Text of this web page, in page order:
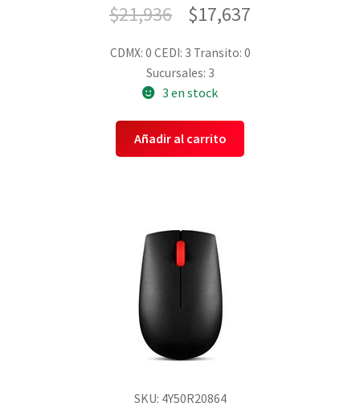
$21,936 $17,637
CDMX: 0 CEDI: 3 Transito: 0
Sucursales: 3
3 en stock
Añadir al carrito
SKU: 4Y50R20864